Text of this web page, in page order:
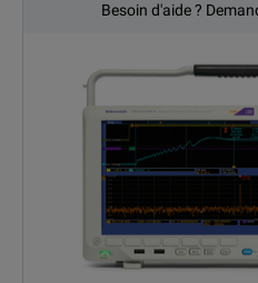
Besoin d'aide ?